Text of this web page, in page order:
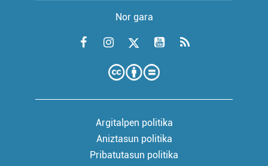
Nor gara
Argitalpen politika
Aniztasun politika
Pribatutasun politika